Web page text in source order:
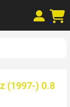
(1997-) 0.8